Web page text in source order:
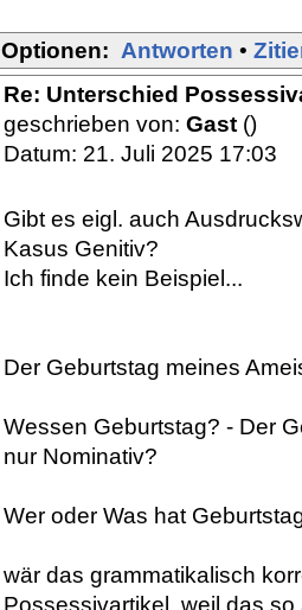
Optionen: Antworten •
Re: Unterschied
geschrieben von: Gast ()
Datum: 21. Juli 2025 17:03
Gibt es eigl. auch
Kasus Genitiv?
Ich finde kein Beispiel...
Der Geburtstag meines
Wessen Geburtstag? - Der
nur Nominativ?
Wer oder Was hat
wär das grammatikalisch
Possessivartikel, weil das